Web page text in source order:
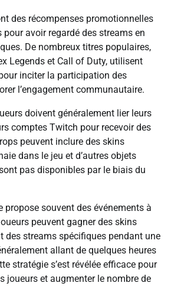
des récompenses promotionnelles
avoir regardé des streams en
De nombreux titres populaires,
Legends et Call of Duty, utilisent
inciter la participation des
l’engagement communautaire.
doivent généralement lier leurs
comptes Twitch pour recevoir des
peuvent inclure des skins
dans le jeu et d’autres objets
pas disponibles par le biais du
propose souvent des événements à
peuvent gagner des skins
des streams spécifiques pendant une
allant de quelques heures
stratégie s’est révélée efficace pour
joueurs et augmenter le nombre de